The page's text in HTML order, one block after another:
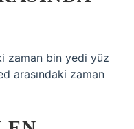
zaman bin yedi yüz
arasındaki zaman